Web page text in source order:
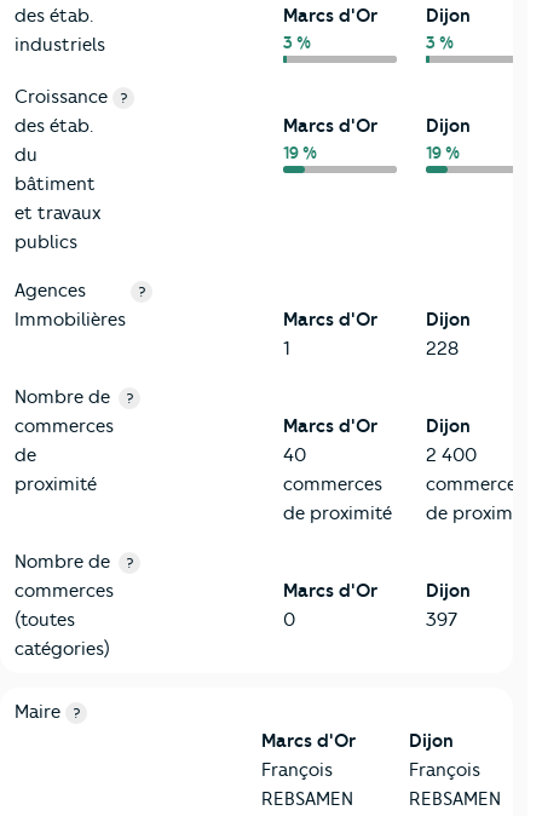
des étab.
industriels
Marcs d'Or
3 %
Dijon
3 %
Croissance
des étab.
du
bâtiment
et travaux
publics
?
Marcs d'Or
19 %
Dijon
19 %
Agences
Immobilières
?
Marcs d'Or
1
Dijon
228
Nombre de
commerces
de
proximité
?
Marcs d'Or
40
commerces
de proximité
Dijon
2 400
commerces
de proximité
Nombre de
commerces
(toutes
catégories)
?
Marcs d'Or
0
Dijon
397
6-Politique
Critères
Maire ?
Marcs d'Or
François
REBSAMEN
Dijon
François
REBSAMEN